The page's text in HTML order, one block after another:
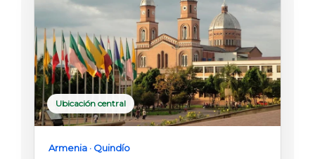
Ubicación central
Armenia · Quindío